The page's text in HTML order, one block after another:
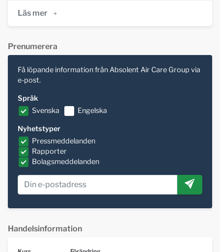
Läs mer
Prenumerera
Få löpande information från Absolent Air Care Group via
e-post.
Språk
Svenska
Engelska
Nyhetstyper
Pressmeddelanden
Rapporter
Bolagsmeddelanden
Handelsinformation